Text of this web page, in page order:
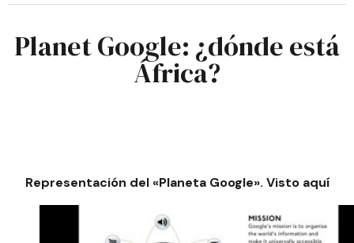
Planet Google: ¿dónde está
África?
Representación del «Planeta Google». Visto aquí